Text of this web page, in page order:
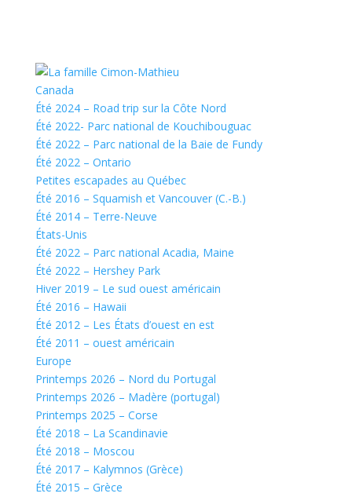
Canada
Été 2024 – Road trip sur la Côte Nord
Été 2022- Parc national de Kouchibouguac
Été 2022 – Parc national de la Baie de Fundy
Été 2022 – Ontario
Petites escapades au Québec
Été 2016 – Squamish et Vancouver (C.-B.)
Été 2014 – Terre-Neuve
États-Unis
Été 2022 – Parc national Acadia, Maine
Été 2022 – Hershey Park
Hiver 2019 – Le sud ouest américain
Été 2016 – Hawaii
Été 2012 – Les États d’ouest en est
Été 2011 – ouest américain
Europe
Printemps 2026 – Nord du Portugal
Printemps 2026 – Madère (portugal)
Printemps 2025 – Corse
Été 2018 – La Scandinavie
Été 2018 – Moscou
Été 2017 – Kalymnos (Grèce)
Été 2015 – Grèce